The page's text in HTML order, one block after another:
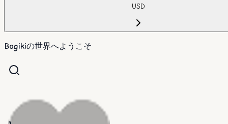
USD
Bogikiの世界へようこそ